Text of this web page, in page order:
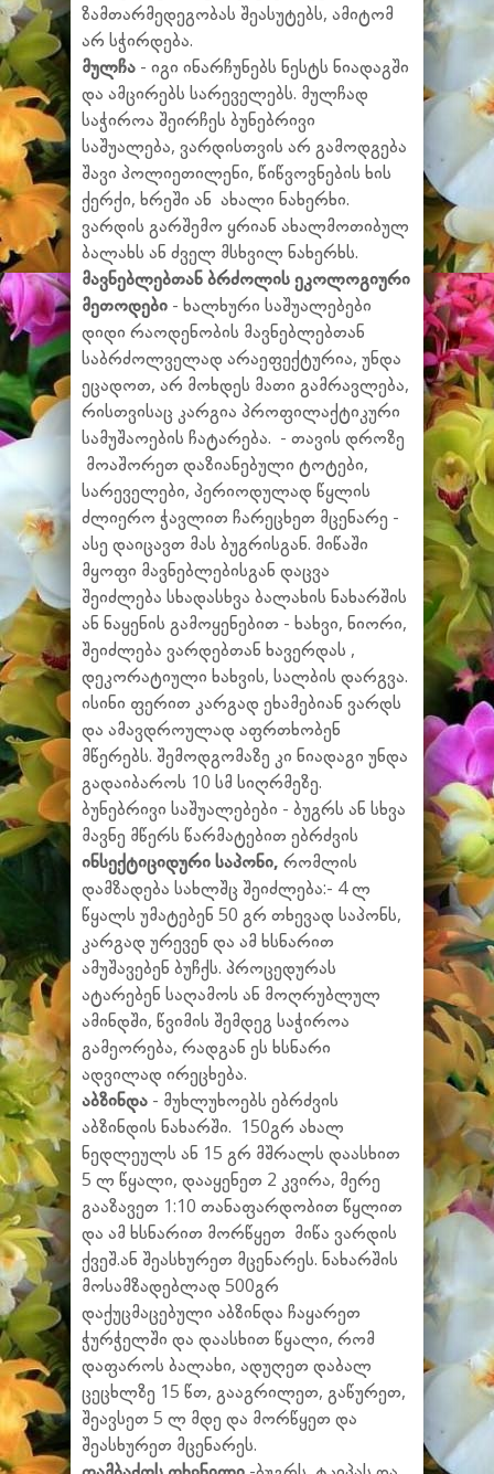
ზამთარმედეგობას შეასუტებს, ამიტომ
არ სჭირდება.
მულჩა - იგი ინარჩუნებს ნესტს ნიადაგში
და ამცირებს სარეველებს. მულჩად
საჭიროა შეირჩეს ბუნებრივი
საშუალება, ვარდისთვის არ გამოდგება
შავი პოლიეთილენი, წიწვოვნების ხის
ქერქი, ხრეში ან ახალი ნახერხი.
ვარდის გარშემო ყრიან ახალმოთიბულ
ბალახს ან ძველ მსხვილ ნახერხს.
მავნებლებთან ბრძოლის ეკოლოგიური
მეთოდები - ხალხური საშუალებები
დიდი რაოდენობის მავნებლებთან
საბრძოლველად არაეფექტურია, უნდა
ეცადოთ, არ მოხდეს მათი გამრავლება,
რისთვისაც კარგია პროფილაქტიკური
სამუშაოების ჩატარება. - თავის დროზე
მოაშორეთ დაზიანებული ტოტები,
სარეველები, პერიოდულად წყლის
ძლიერო ჭავლით ჩარეცხეთ მცენარე -
ასე დაიცავთ მას ბუგრისგან. მიწაში
მყოფი მავნებლებისგან დაცვა
შეიძლება სხადასხვა ბალახის ნახარშის
ან ნაყენის გამოყენებით - ხახვი, ნიორი,
შეიძლება ვარდებთან ხავერდას ,
დეკორატიული ხახვის, სალბის დარგვა.
ისინი ფერით კარგად ეხამებიან ვარდს
და ამავდროულად აფრთხობენ
მწერებს. შემოდგომაზე კი ნიადაგი უნდა
გადაიბაროს 10 სმ სიღრმეზე.
ბუნებრივი საშუალებები - ბუგრს ან სხვა
მავნე მწერს წარმატებით ებრძვის
ინსექტიციდური საპონი, რომლის
დამზადება სახლშც შეიძლება:- 4 ლ
წყალს უმატებენ 50 გრ თხევად საპონს,
კარგად ურევენ და ამ ხსნარით
ამუშავებენ ბუჩქს. პროცედურას
ატარებენ საღამოს ან მოღრუბლულ
ამინდში, წვიმის შემდეგ საჭიროა
გამეორება, რადგან ეს ხსნარი
ადვილად ირეცხება.
აბზინდა - მუხლუხოებს ებრძვის
აბზინდის ნახარში. 150გრ ახალ
ნედლეულს ან 15 გრ მშრალს დაასხით
5 ლ წყალი, დააყენეთ 2 კვირა, მერე
გააზავეთ 1:10 თანაფარდობით წყლით
და ამ ხსნარით მორწყეთ მიწა ვარდის
ქვეშ.ან შეასხურეთ მცენარეს. ნახარშის
მოსამზადებლად 500გრ
დაქუცმაცებული აბზინდა ჩაყარეთ
ჭურჭელში და დაასხით წყალი, რომ
დაფაროს ბალახი, ადუღეთ დაბალ
ცეცხლზე 15 წთ, გააგრილეთ, გაწურეთ,
შეავსეთ 5 ლ მდე და მორწყეთ და
შეასხურეთ მცენარეს.